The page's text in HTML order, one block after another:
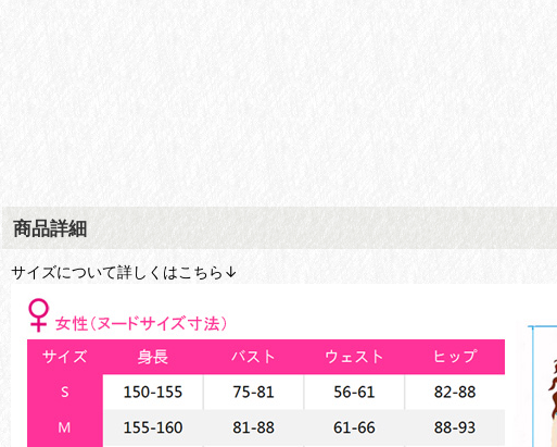
商品詳細
サイズについて詳しくはこちら↓